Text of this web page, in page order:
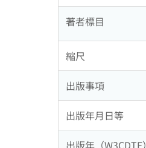
著者標目
縮尺
出版事項
出版年月日等
出版年（W3CDTF）